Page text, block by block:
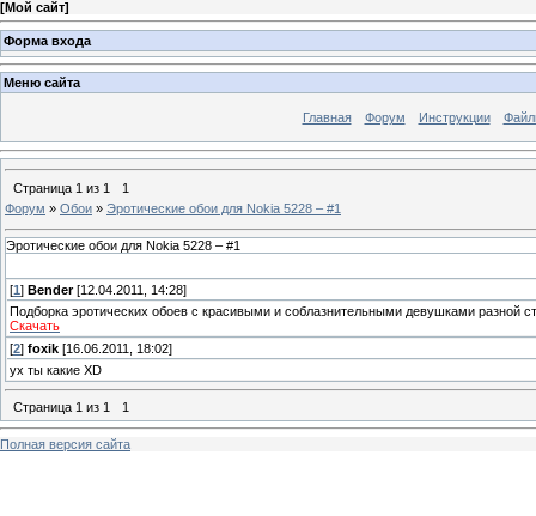
[Мой сайт]
Форма входа
Меню сайта
Главная Форум Инструкции
Страница 1 из 1
1
Форум » Обои » Эротические обои для Nokia 5228 – #1
Эротические обои для Nokia 5228 – #1
[1 ] Bender[12.04.2011, 14:28]
Подборка эротических обоев с красивыми и соблазнительными девушками разной
Скачать
[2] foxik [16.06.2011, 18:02]
ух ты какие XD
Страница 1 из 1 1
Полная версия сайта